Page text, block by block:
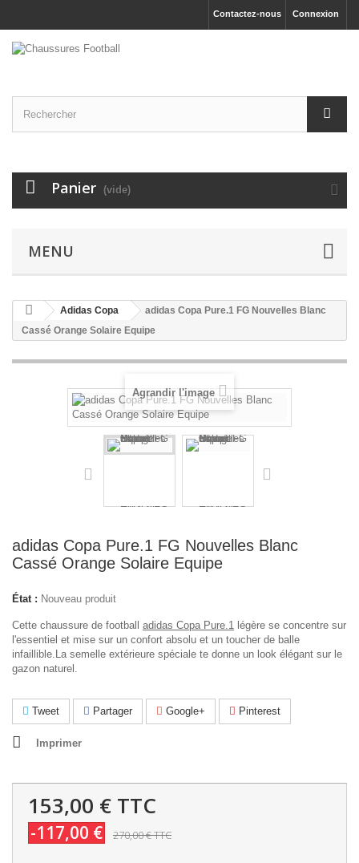
Connexion
Contactez-nous
Panier (vide)
MENU
Adidas Copa
adidas Copa Pure.1 FG Nouvelles Blanc
Cassé Orange Solaire Equipe
Agrandir l'image
adidas Copa Pure.1 FG Nouvelles Blanc
Cassé Orange Solaire Equipe
État : Nouveau produit
Cette chaussure de football adidas Copa Pure.1 légère se concentre sur
l'essentiel et mise sur un confort absolu et un toucher de balle
infaillible. La semelle extérieure spéciale te donne un look élégant sur le
gazon naturel.
Tweet Partager Google+ Pinterest
Imprimer
153,00 € TTC
-117,00 € 270,00 €TTC